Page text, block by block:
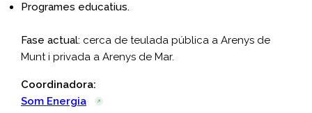
Programes educatius.
Fase actual: cerca de teulada pública a Arenys de
Munt i privada a Arenys de Mar.
Coordinadora:
Som Energia